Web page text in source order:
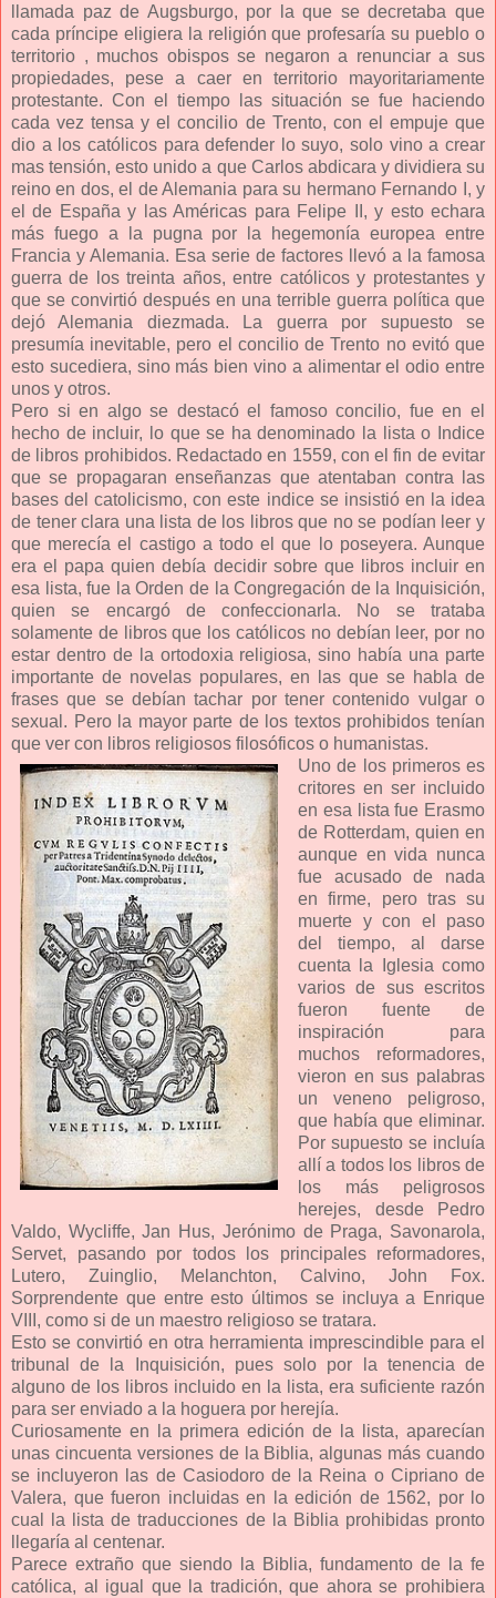
llamada paz de Augsburgo, por la que se decretaba que
cada príncipe eligiera la religión que profesaría su pueblo o
territorio , muchos obispos se negaron a renunciar a sus
propiedades, pese a caer en territorio mayoritariamente
protestante. Con el tiempo las situación se fue haciendo
cada vez tensa y el concilio de Trento, con el empuje que
dio a los católicos para defender lo suyo, solo vino a crear
mas tensión, esto unido a que Carlos abdicara y dividiera su
reino en dos, el de Alemania para su hermano Fernando I, y
el de España y las Américas para Felipe II, y esto echara
más fuego a la pugna por la hegemonía europea entre
Francia y Alemania. Esa serie de factores llevó a la famosa
guerra de los treinta años, entre católicos y protestantes y
que se convirtió después en una terrible guerra política que
dejó Alemania diezmada. La guerra por supuesto se
presumía inevitable, pero el concilio de Trento no evitó que
esto sucediera, sino más bien vino a alimentar el odio entre
unos y otros.
Pero si en algo se destacó el famoso concilio, fue en el
hecho de incluir, lo que se ha denominado la lista o Indice
de libros prohibidos. Redactado en 1559, con el fin de evitar
que se propagaran enseñanzas que atentaban contra las
bases del catolicismo, con este indice se insistió en la idea
de tener clara una lista de los libros que no se podían leer y
que merecía el castigo a todo el que lo poseyera. Aunque
era el papa quien debía decidir sobre que libros incluir en
esa lista, fue la Orden de la Congregación de la Inquisición,
quien se encargó de confeccionarla. No se trataba
solamente de libros que los católicos no debían leer, por no
estar dentro de la ortodoxia religiosa, sino había una parte
importante de novelas populares, en las que se habla de
frases que se debían tachar por tener contenido vulgar o
sexual. Pero la mayor parte de los textos prohibidos tenían
que ver con libros religiosos filosóficos o humanistas.
Uno de los primeros es
critores en ser incluido
en esa lista fue Erasmo
de Rotterdam, quien en
aunque en vida nunca
fue acusado de nada
en firme, pero tras su
muerte y con el paso
del tiempo, al darse
cuenta la Iglesia como
varios de sus escritos
fueron fuente de
inspiración para
muchos reformadores,
vieron en sus palabras
un veneno peligroso,
que había que eliminar.
Por supuesto se incluía
allí a todos los libros de
los más peligrosos
herejes, desde Pedro
Valdo, Wycliffe, Jan Hus, Jerónimo de Praga, Savonarola,
Servet, pasando por todos los principales reformadores,
Lutero, Zuinglio, Melanchton, Calvino, John Fox.
Sorprendente que entre esto últimos se incluya a Enrique
VIII, como si de un maestro religioso se tratara.
Esto se convirtió en otra herramienta imprescindible para el
tribunal de la Inquisición, pues solo por la tenencia de
alguno de los libros incluido en la lista, era suficiente razón
para ser enviado a la hoguera por herejía.
Curiosamente en la primera edición de la lista, aparecían
unas cincuenta versiones de la Biblia, algunas más cuando
se incluyeron las de Casiodoro de la Reina o Cipriano de
Valera, que fueron incluidas en la edición de 1562, por lo
cual la lista de traducciones de la Biblia prohibidas pronto
llegaría al centenar.
Parece extraño que siendo la Biblia, fundamento de la fe
católica, al igual que la tradición, que ahora se prohibiera